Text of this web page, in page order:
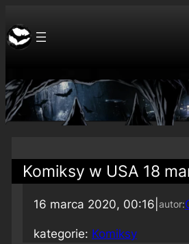
Komiksy w USA 18
16 marca 2020, 00:16 autor:
kategorie: Komiksy